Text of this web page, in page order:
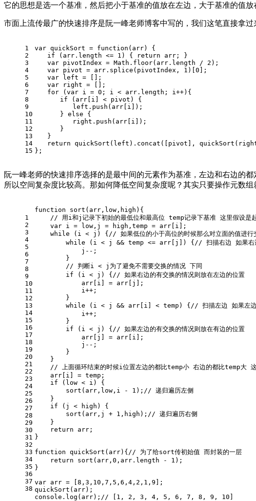
它的思想是选一个基准，然后把小于基准的值放在左边，大于基准的值
市面上流传最广的快速排序是阮一峰老师博客中写的，我们这笔直接拿
1
2
3
4
5
6
7
8
9
10
11
12
13
14
15
var quickSort = function ( arr) {
if (arr. length <= 1 ) { return arr; }
var pivotIndex = Math . floor(arr. length / 2 );
var pivot = arr. splice (pivotIndex, 1 )[ 0 ];
var left = [];
var right = [];
for ( var i = 0 ; i < arr. length ; i++){
if (arr[i] < pivot) {
left. push (arr[i]);
} else {
right. push (arr[i]);
}
}
return quickSort (left). concat ([pivot], quickSort
};
阮一峰老师的快速排序选择的是最中间的元素作为基准，左边和右边的
所以空间复杂度比较高。那如何降低空间复杂度呢？其实只要操作元数
1
2
3
4
5
6
7
8
9
10
11
12
13
14
15
16
17
18
19
20
21
22
23
24
25
26
27
28
29
30
31
32
33
34
35
36
37
38
function sort ( arr,low,high ){
// 用i和j记录下初始的最低位和最高位 temp记录下基准 这里假设是
var i = low,j = high,temp = arr[i];
while (i < j) { // 如果低位的小于高位的时候那么对立面的值进行
while (i < j && temp <= arr[j]) { // 扫描右边 如果右
            j--;
        }
// 判断i < j为了避免不需要交换的情况 下同
if (i < j) { // 如果右边的有交换的情况则放在左边的位置
            arr[i] = arr[j];
            i++;
        }
while (i < j && arr[i] < temp) { // 扫描左边 如果左边
            i++;
        }
if (i < j) { // 如果左边的有交换的情况则放在有边的位置
            arr[j] = arr[i];
            j--;
        }
    }
// 上面循环结束的时候i位置左边的都比temp小 右边的都比temp大
    arr[i] = temp;
if (low < i) {
sort (arr,low,i - 1 ); // 递归遍历左侧
    }
if (j < high) {
sort (arr,j + 1 ,high); // 递归遍历右侧
    }
return arr;
}
function quickSort ( arr){ // 为了给sort传初始值 而封装的一层
return
sort (arr, 0 ,arr. length - 1 );
}
var arr = [ 8 , 3 , 10 , 7 , 5 , 6 , 4 , 2 , 1 , 9 ];
quickSort (arr);
console . log (arr); // [1, 2, 3, 4, 5, 6, 7, 8, 9, 10]